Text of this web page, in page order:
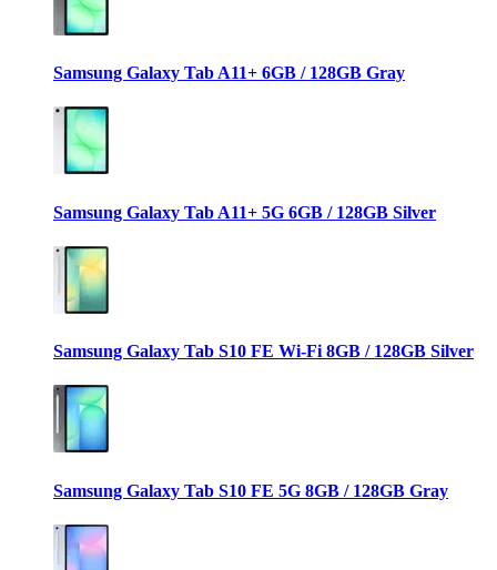
Samsung Galaxy Tab A11+ 6GB / 128GB Gray
Samsung Galaxy Tab A11+ 5G 6GB / 128GB Silver
Samsung Galaxy Tab S10 FE Wi-Fi 8GB / 128GB Silver
Samsung Galaxy Tab S10 FE 5G 8GB / 128GB Gray